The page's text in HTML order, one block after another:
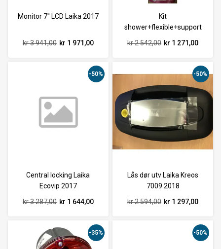
Monitor 7'' LCD Laika 2017
kr 3 941,00 kr 1 971,00
Kit
shower+flexible+support
kr 2 542,00 kr 1 271,00
Central locking Laika
Ecovip 2017
-50%
kr 3 287,00 kr 1 644,00
Lås dør utv Laika Kreos
7009 2018
-50%
kr 2 594,00 kr 1 297,00
-35% -50%